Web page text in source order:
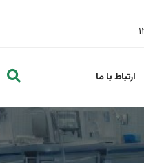
ارتباط با ما